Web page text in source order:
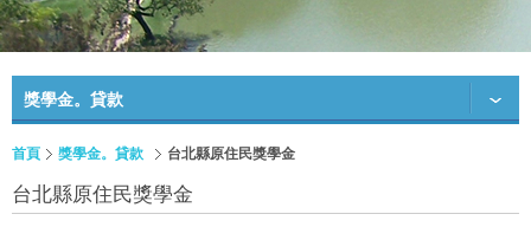
獎學金。貸款
首頁 獎學金。貸款 台北縣原住民獎學金
台北縣原住民獎學金